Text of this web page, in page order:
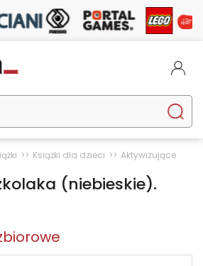
Książki dla dzieci Aktywizujące
(niebieskie).